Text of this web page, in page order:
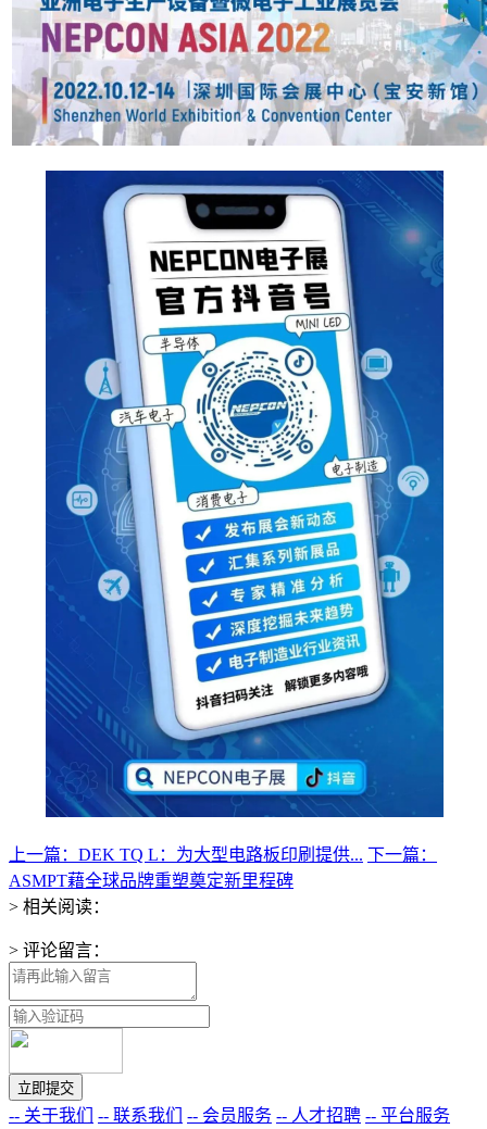
上一篇：DEK TQ L：为大型电路板印刷提供... 下一篇：
ASMPT藉全球品牌重塑奠定新⾥程碑
> 相关阅读：
> 评论留言：
-- 关于我们 -- 联系我们 -- 会员服务 -- 人才招聘 -- 平台服务